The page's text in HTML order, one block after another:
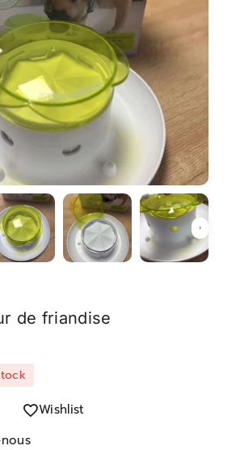
de friandise
Wishlist